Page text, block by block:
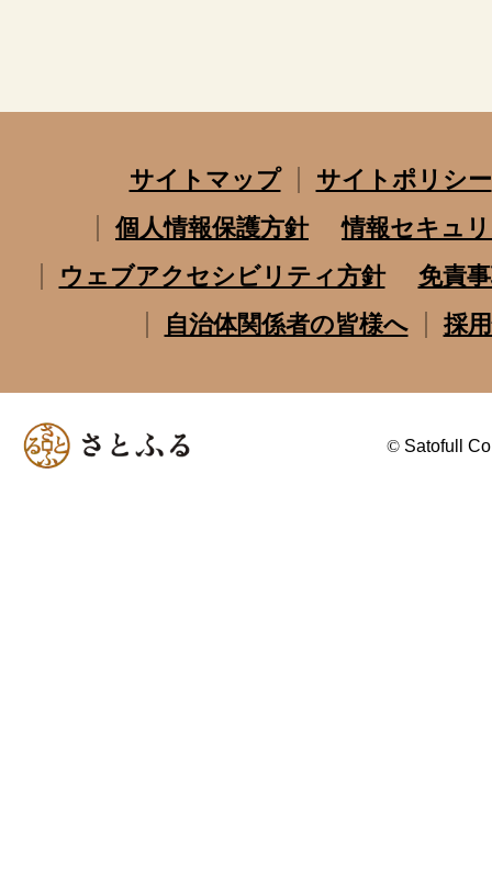
サイトマップ
サイトポリシー
個人情報保護方針
情報セキュ
ウェブアクセシビリティ方針
免責
自治体関係者の皆様へ
採
© Satofull